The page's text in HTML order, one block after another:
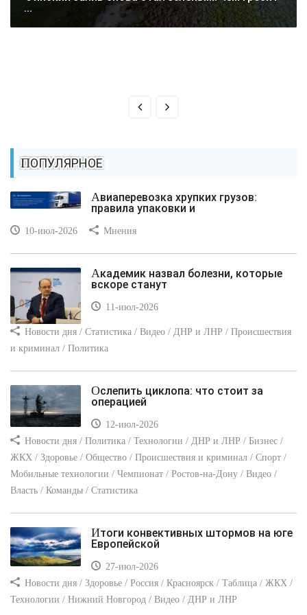
...
ПОПУЛЯРНОЕ
Авиаперевозка хрупких грузов:
правила упаковки и
10-июл-2026 Мнения
Академик назвал болезни, которые
вскоре станут
11-июл-2026
Новости дня / Статистика / Видео / ДНР и ЛНР / Происшествия
и криминал / Политика
Ослепить циклопа: что стоит за
операцией
12-июл-2026
Новости дня / Политика / Технологии / ДНР и ЛНР / Бизнес /
ЖКХ / Здоровье / Общество / Происшествия и криминал / Спорт /
Мобильные технологии / Чемпионат / Ростов-на-Дону / Видео /
Власть / Команды / Статистика
Итоги конвективных штормов на юге
Европейской
27-июл-2026
Новости дня / Здоровье / Россия / Красноярск / Таблица / ЖКХ /
Технологии / Нижний Новгород / Видео / ДНР и ЛНР